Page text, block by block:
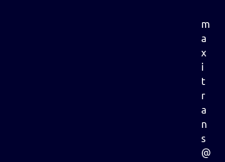
m
a
x
i
t
r
a
n
s
@